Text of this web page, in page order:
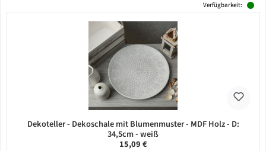
Verfügbarkeit:
Dekoteller - Dekoschale mit Blumenmuster - MDF Holz - D:
34,5cm - weiß
Regulärer Preis:
15,09 €